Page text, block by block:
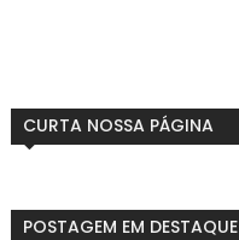
CURTA NOSSA PÁGINA
POSTAGEM EM DESTAQUE